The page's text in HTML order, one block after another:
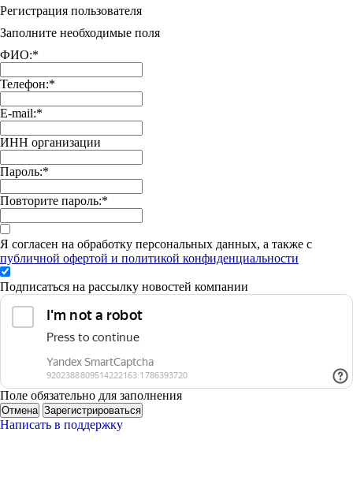
Регистрация пользователя
Заполните необходимые поля
ФИО:*
Телефон:*
E-mail:*
ИНН организации
Пароль:*
Повторите пароль:*
Я согласен на обработку персональных данных, а также с
публичной офертой и политикой конфиденциальности
Подписаться на рассылку новостей компании
Поле обязательно для заполнения
Отмена Зарегистрироваться
Написать в поддержку